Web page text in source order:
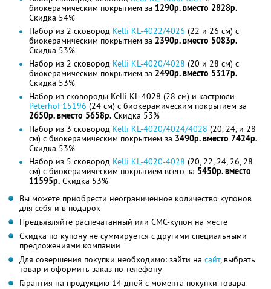
биокерамическим покрытием за 1290р. вместо 2828р.
Скидка 54%
Набор из 2 сковород Kelli KL-4022/4026 (22 и 26 см) c
биокерамическим покрытием за 2390р. вместо 5083р.
Скидка 53%
Набор из 2 сковород Kelli KL-4020/4028 (20 и 28 см) c
биокерамическим покрытием за 2490р. вместо 5317р.
Скидка 53%
Набор из сковороды Kelli KL-4028 (28 см) и кастрюли
Peterhof 15196 (24 см) c биокерамическим покрытием за
2650р. вместо 5658р. Скидка 53%
Набор из 3 сковород Kelli KL-4020/4024/4028 (20, 24, и 28
см) c биокерамическим покрытием за 3490р. вместо 7424р.
Скидка 53%
Набор из 5 сковород Kelli KL-4020-4028 (20, 22, 24, 26, 28
см) c биокерамическим покрытием всего за 5450р. вместо
11595р. Скидка 53%
Вы можете приобрести неограниченное количество купонов
для себя и в подарок
Предъявляйте распечатанный или СМС-купон на месте
Скидка по купону не суммируется с другими специальными
предложениями компании
Для совершения покупки необходимо: зайти на сайт, выбрать
товар и оформить заказ по телефону
Гарантия на продукцию 14 дней с момента покупки товара